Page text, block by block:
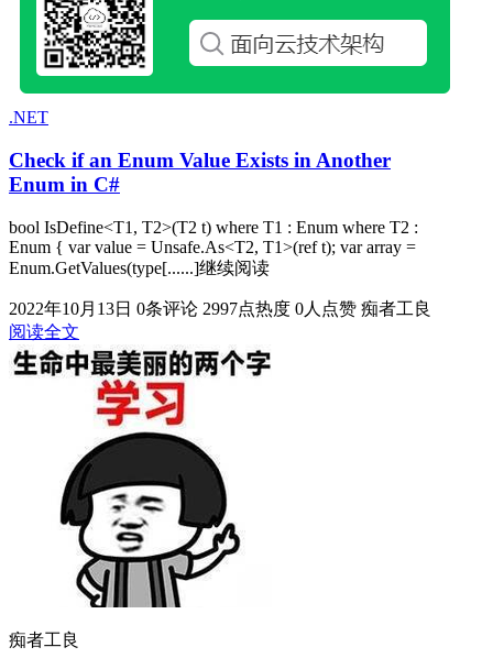
.NET
Check if an Enum Value Exists in Another
Enum in C#
bool IsDefine<T1, T2>(T2 t) where T1 : Enum where T2 :
Enum { var value = Unsafe.As<T2, T1>(ref t); var array =
Enum.GetValues(type[......]继续阅读
2022年10月13日 0条评论 2997点热度 0人点赞 痴者工良
阅读全文
痴者工良